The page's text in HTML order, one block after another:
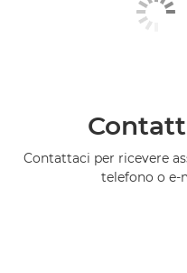
Contattaci per ricevere
telefono o e-